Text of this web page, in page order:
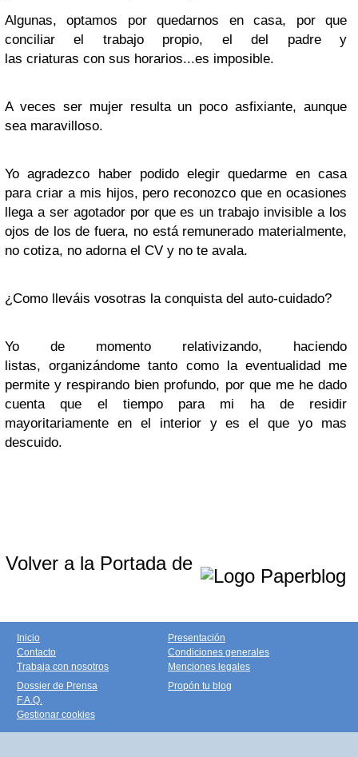
Algunas, optamos por quedarnos en casa, por que
conciliar el trabajo propio, el del padre y
las criaturas con sus horarios...es imposible.
A veces ser mujer resulta un poco asfixiante, aunque
sea maravilloso.
Yo agradezco haber podido elegir quedarme en casa
para criar a mis hijos, pero reconozco que en ocasiones
llega a ser agotador por que es un trabajo invisible a los
ojos de los de fuera, no está remunerado materialmente,
no cotiza, no adorna el CV y no te avala.
¿Como lleváis vosotras la conquista del auto-cuidado?
Yo de momento relativizando, haciendo
listas, organizándome tanto como la eventualidad me
permite y respirando bien profundo, por que me he dado
cuenta que el tiempo para mi ha de residir
mayoritariamente en el interior y es el que yo mas
descuido.
Volver a la Portada de
Inicio
Contacto
Trabaja con nosotros
Presentación
Condiciones generales
Menciones legales
Dossier de Prensa
F.A.Q.
Gestionar cookies
Propón tu blog